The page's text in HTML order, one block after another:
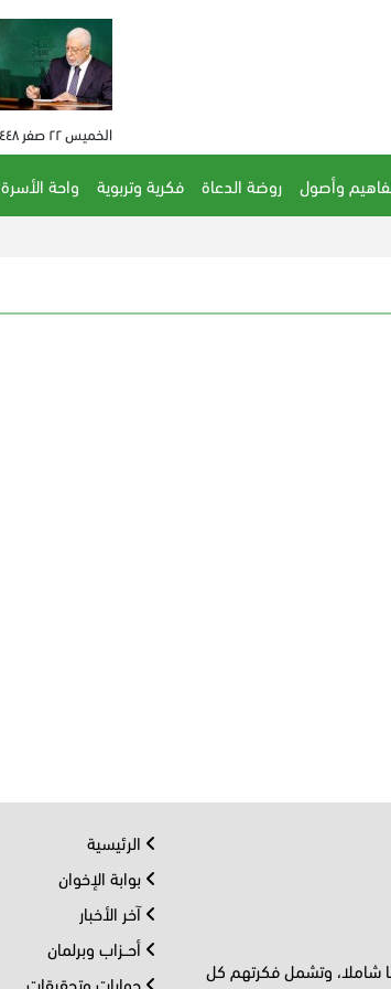
الخميس ٢٢ صفر ١٤٤٨ هـ - 6 أغسطس 2026 م - الساعة 09:29 م
وأصول روضة الدعاة فكرية وتربوية واحة الأسرة
شاملا، وتشمل فكرتهم كل
الرئيسية
بوابة الإخوان
آخر الأخبار
أحــزاب وبرلمان
حوارات وتحقيقات